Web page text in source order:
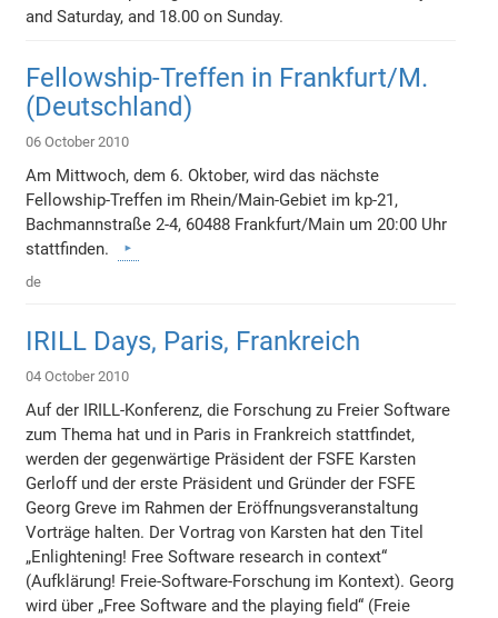
and Saturday, and 18.00 on Sunday.
Fellowship-Treffen in Frankfurt/M.
(Deutschland)
06 October 2010
Am Mittwoch, dem 6. Oktober, wird das nächste
Fellowship-Treffen im Rhein/Main-Gebiet im kp-21,
Bachmannstraße 2-4, 60488 Frankfurt/Main um 20:00 Uhr
stattfinden.
de
IRILL Days, Paris, Frankreich
04 October 2010
Auf der IRILL-Konferenz, die Forschung zu Freier Software
zum Thema hat und in Paris in Frankreich stattfindet,
werden der gegenwärtige Präsident der FSFE Karsten
Gerloff und der erste Präsident und Gründer der FSFE
Georg Greve im Rahmen der Eröffnungsveranstaltung
Vorträge halten. Der Vortrag von Karsten hat den Titel
„Enlightening! Free Software research in context“
(Aufklärung! Freie-Software-Forschung im Kontext). Georg
wird über „Free Software and the playing field“ (Freie